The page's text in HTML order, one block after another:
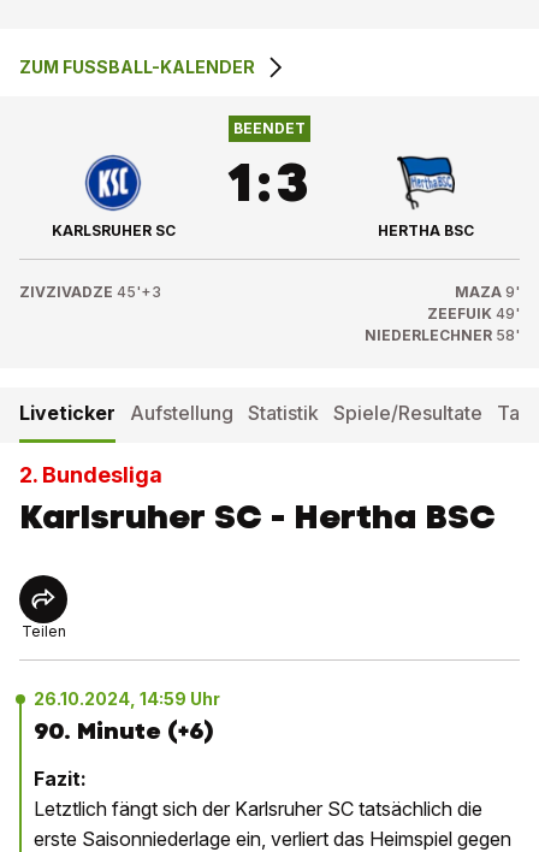
1 :3
ZUM FUSSBALL-KALENDER
KARLSRUHER SC
BEENDET
1:3
HERTHA BSC
ZIVZIVADZE 45'+3 MAZA 9'
ZEEFUIK 49'
NIEDERLECHNER 58'
Liveticker Aufstellung Statistik Spiele/Resultate
2. Bundesliga
Karlsruher SC - Hertha BSC
Teilen
26.10.2024, 14:59 Uhr
90. Minute (+6)
Fazit:
Letztlich fängt sich der Karlsruher SC tatsächlich die
erste Saisonniederlage ein, verliert das Heimspiel gegen